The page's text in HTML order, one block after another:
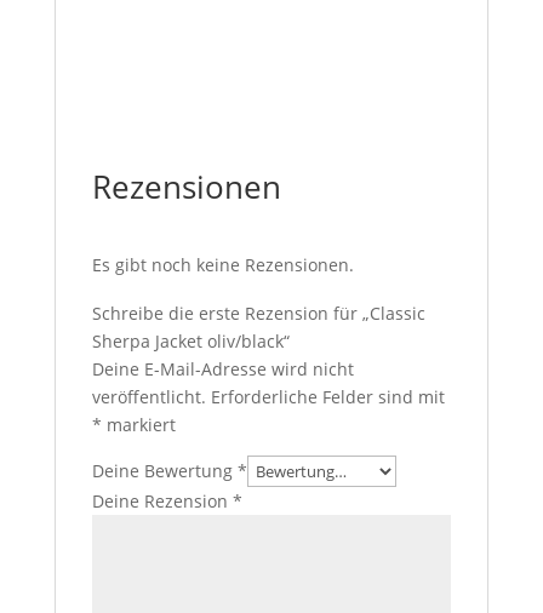
Rezensionen
Es gibt noch keine Rezensionen.
Schreibe die erste Rezension für „Classic
Sherpa Jacket oliv/black“
Deine E-Mail-Adresse wird nicht
veröffentlicht. Erforderliche Felder sind mit
* markiert
Deine Bewertung *
Deine Rezension *